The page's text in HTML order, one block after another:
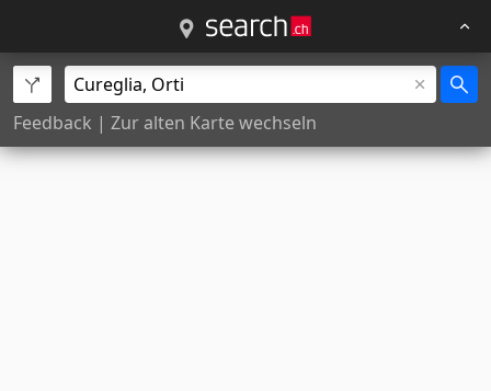
Feedback | Zur alten Karte wechseln